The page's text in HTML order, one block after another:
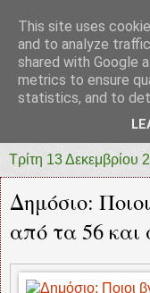
prototypia
"ΠΡΩΤΟΤΥΠΙΑ" *
Τρίτη 13 Δεκεμβρίου
Δημόσιο:
από τα 56 και
This site uses
and to analyze
shared with Google
metrics to ensure
statistics, and to